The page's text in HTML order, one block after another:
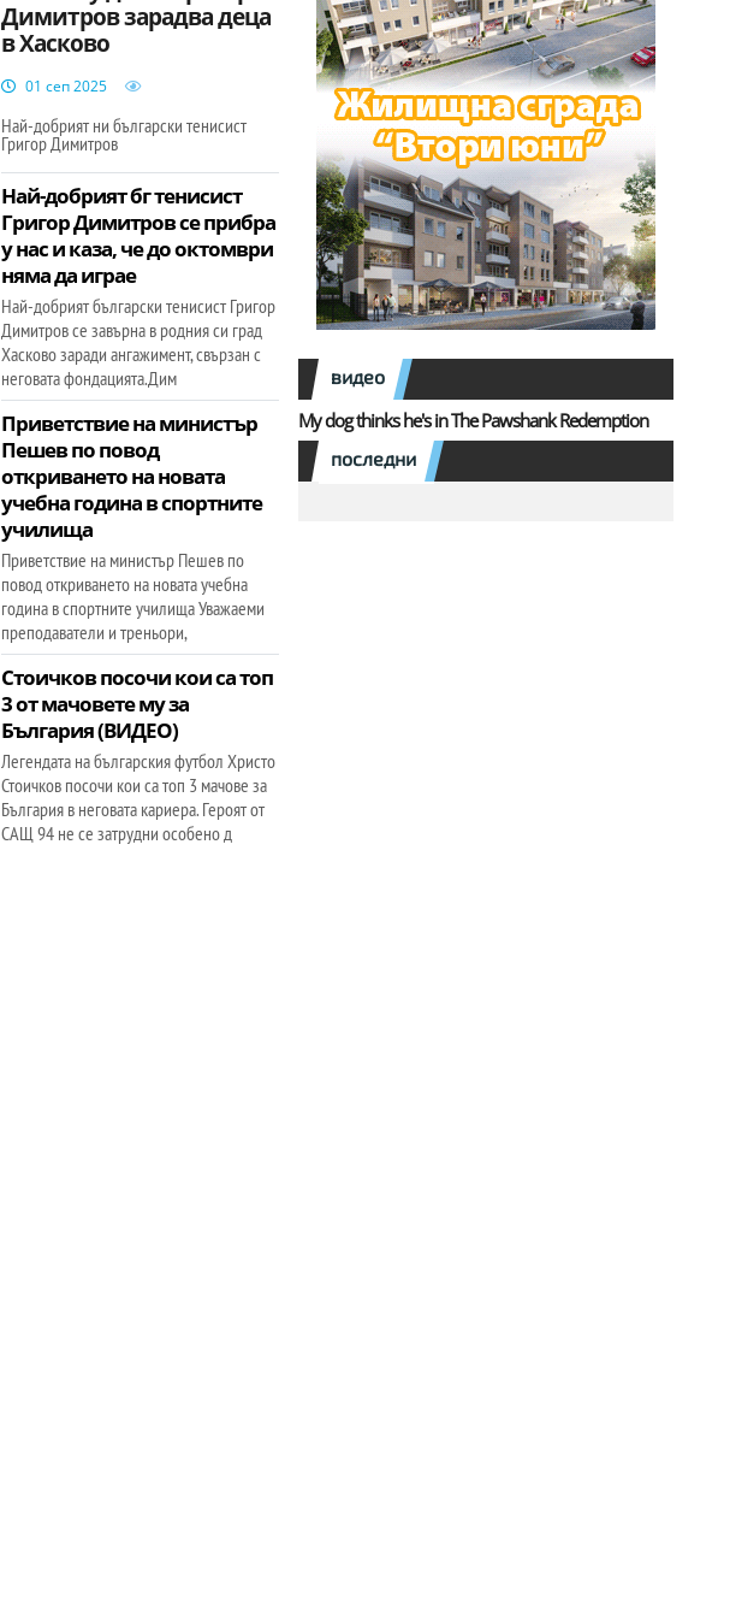
Димитров зарадва деца
в Хасково
01 сеп 2025
Най-добрият ни български тенисист
Григор Димитров
Най-добрият бг тенисист
Григор Димитров се прибра
у нас и каза, че до октомври
няма да играе
Най-добрият български тенисист Григор
Димитров се завърна в родния си град
Хасково заради ангажимент, свързан с
неговата фондацията.Дим
Приветствие на министър
Пешев по повод
откриването на новата
учебна година в спортните
училища
Приветствие на министър Пешев по
повод откриването на новата учебна
година в спортните училища Уважаеми
преподаватели и треньори,
Стоичков посочи кои са топ
3 от мачовете му за
България (ВИДЕО)
Легендата на българския футбол Христо
Стоичков посочи кои са топ 3 мачове за
България в неговата кариера. Героят от
САЩ 94 не се затрудни особено д
видео
My dog thinks he's in The Pawshank Redemption
последни